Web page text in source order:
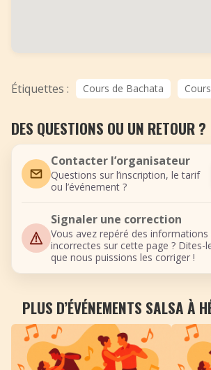
Étiquettes : Cours de Bachata
DES QUESTIONS OU UN RETOUR ?
Contacter l’organisateur
Questions sur l’inscription, le tarif
ou l’événement ?
Signaler une correction
Vous avez repéré des informations
incorrectes sur cette page ? Dites-
que nous puissions les corriger !
PLUS D’ÉVÉNEMENTS SALSA À